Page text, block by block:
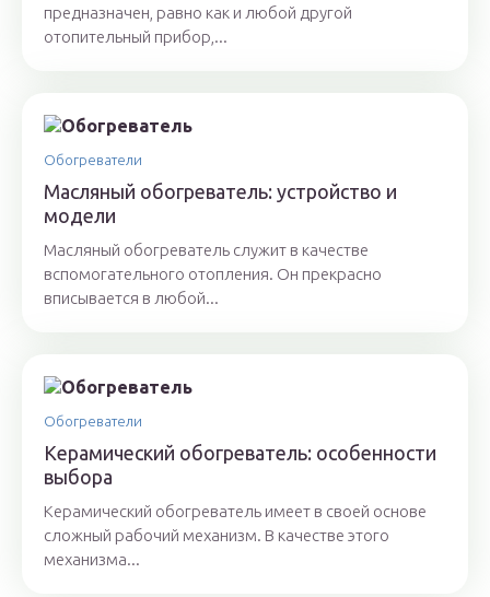
предназначен, равно как и любой другой
отопительный прибор,...
Обогреватели
Масляный обогреватель: устройство и
модели
Масляный обогреватель служит в качестве
вспомогательного отопления. Он прекрасно
вписывается в любой...
Обогреватели
Керамический обогреватель: особенности
выбора
Керамический обогреватель имеет в своей основе
сложный рабочий механизм. В качестве этого
механизма...